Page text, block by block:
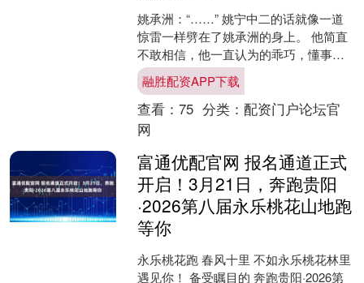
姚承洲：“……” 姚宁中二的话就像一道
惊雷一样劈在了姚承洲的身上。 他简直
不敢相信，他一直认为的乖巧，懂事，
体贴的妹妹，什么时候思想变得这么歪
了？ 他家家风不这....
融胜配资APP下载
查看： 75 分类： 配资门户论坛官
网
富通优配官网 报名通道正式
开启！3月21日，奔跑贵阳
·2026第八届永乐桃花山地跑
等你
永乐桃花跑 春风十里 不如永乐桃花林里
遇见你！ 备受瞩目的 奔跑贵阳·2026第